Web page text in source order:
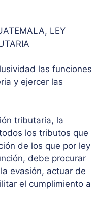
LEY
las funciones
y ejercer las
tributaria, la
los tributos que
de los que por ley
debe procurar
evasión, actuar de
el cumplimiento a